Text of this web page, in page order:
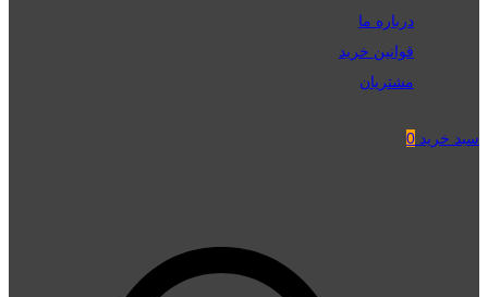
درباره ما
قوانین خرید
مشتریان
سبد خرید 0